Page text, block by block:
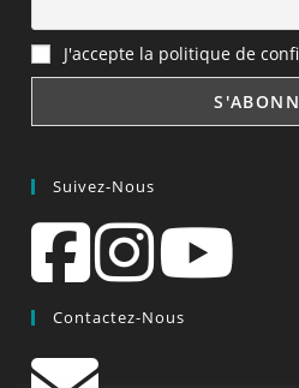
J'accepte la politique de
Suivez-Nous
Contactez-Nous